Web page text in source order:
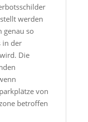
werden
genau so
in der
Die
von
betroffen